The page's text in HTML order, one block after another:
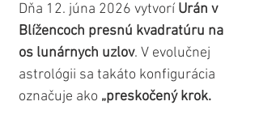
Dňa 12. júna 2026 vytvorí Urán v
Blížencoch presnú kvadratúru na
os lunárnych uzlov. V evolučnej
astrológii sa takáto konfigurácia
označuje ako „preskočený krok.